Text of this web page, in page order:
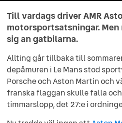
Till vardags driver AMR
motorsportsatsningar. Men
sig an gatbilarna.
Allting går tillbaka till
depåmuren i Le Mans stod
Porsche och Aston Martin och
franska flaggan skulle falla
timmarslopp, det 27:e i